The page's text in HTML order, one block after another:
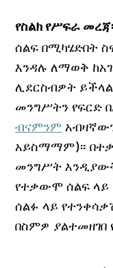
የስልክ የሥፍራ
ሰልፍ በሚካሄድበት
እንዳሉ ለማወቅ
ሊደርስብዎት
መንግሥትን የፍርድ
ብናምንም
አይስማማም)።
መንግሥት
የተቃውሞ ሰልፍ
ሰልፉ ላይ
በስምዎ